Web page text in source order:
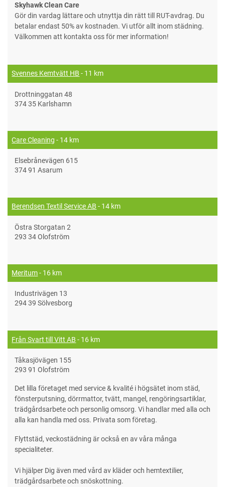
Skyhawk Clean Care
Gör din vardag lättare och utnyttja din rätt till RUT-avdrag. Du
betalar endast 50% av kostnaden. Vi utför allt inom städning.
Välkommen att kontakta oss för mer information!
Svennes Kemtvätt HB - 11 km
Drottninggatan 48
374 35 Karlshamn
Care Cleaning - 14 km
Elsebrånevägen 615
374 91 Asarum
Berendsen Textil Service AB - 14 km
Östra Storgatan 2
293 34 Olofström
Meritum- 16 km
Industrivägen 13
294 39 Sölvesborg
Från Svart till Vitt AB - 16 km
Tåkasjövägen 155
293 91 Olofström
Det lilla företaget med service & kvalité i högsätet inom städ,
fönsterputsning, dörrmattor, tvätt, mangel, rengöringsartiklar,
trädgårdsarbete och personlig omsorg. Vi handlar med alla och
alla kan handla med oss. Privata som företag.
Flyttstäd, veckostädning är också en av våra många
specialiteter.
Vi hjälper Dig även med vård av kläder och hemtextilier,
trädgårdsarbete och snöskottning.